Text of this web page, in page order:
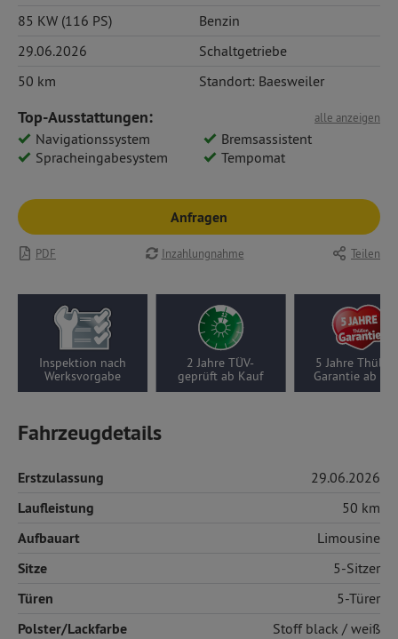
85 KW (116 PS)
Benzin
29.06.2026
Schaltgetriebe
50 km
Standort: Baesweiler
alle anzeigen
Top-Ausstattungen:
Navigationssystem
Bremsassistent
Spracheingabesystem
Tempomat
Anfragen
PDF Inzahlungnahme Teilen
2 Jahre TÜV-
geprüft ab Kauf
5 Jahre Thüllen-
Garantie ab Kauf
Wenigfahrer-Auto,
50 km pro Jahr
Fahrzeugdetails
Erstzulassung 29.06.2026
Laufleistung 50 km
Aufbauart Limousine
Sitze 5-Sitzer
Türen 5-Türer
Polster/Lackfarbe Stoffblack / weiß